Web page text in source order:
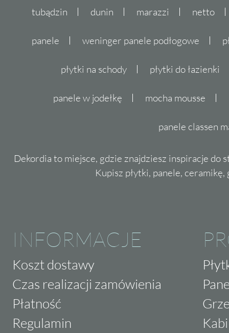
tubądzin dunin marazzi netto
panele weninger panele podłogowe
płytki na schody płytki do łazienki
panele w jodełkę mocha mousse
panele classen
Dekordia to miejsce, gdzie znajdziesz inspiracje do
Kupisz płytki, panele,
INFORMACJE
Koszt dostawy
Czas realizacji zamówienia
Płatność
Regulamin